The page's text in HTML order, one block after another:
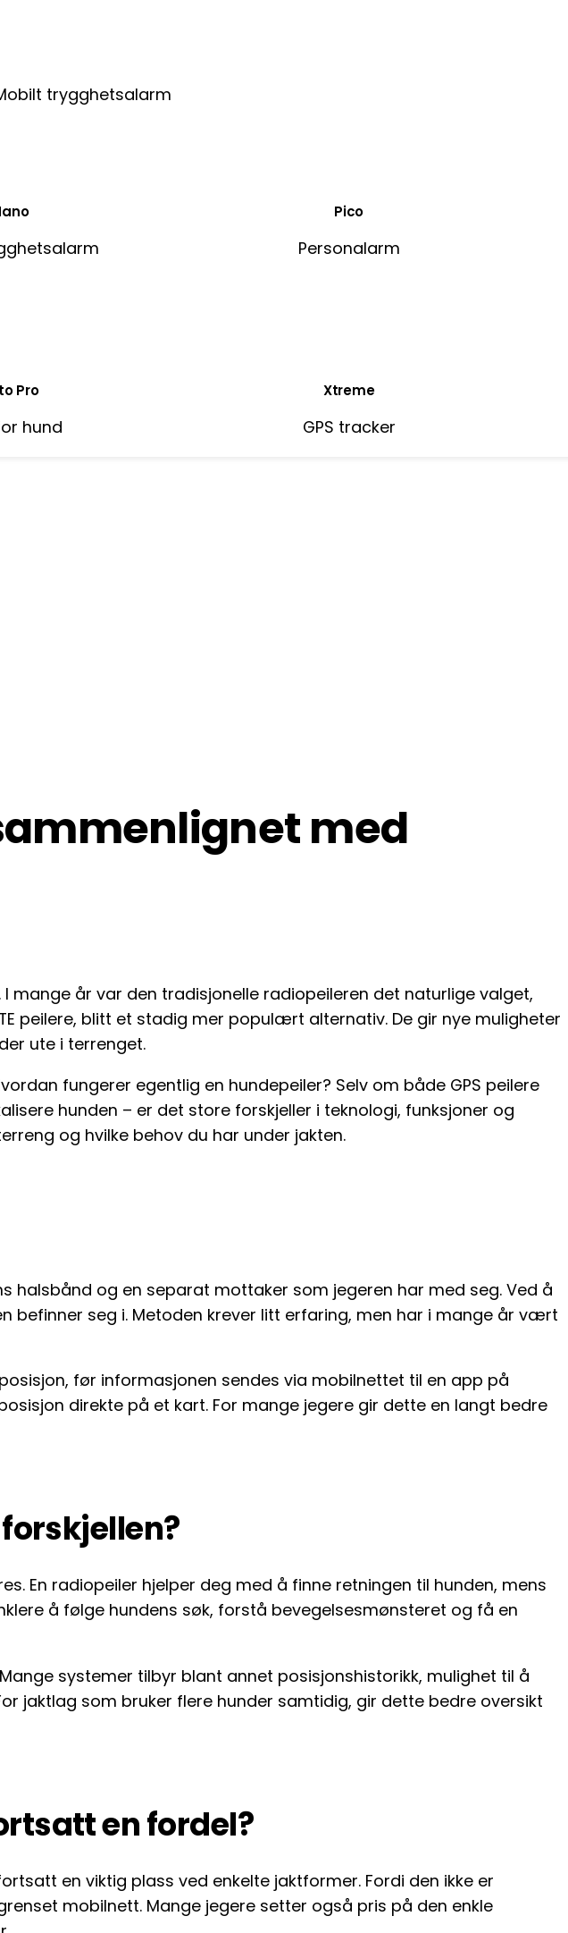
Pico
Personalarm
Pro
hund
Xtreme
GPS tracker
med
mange år var den tradisjonelle radiopeileren det naturlige valget,
peilere, blitt et stadig mer populært alternativ. De gir nye muligheter
ute i terrenget.
fungerer egentlig en hundepeiler? Selv om både GPS peilere
hunden – er det store forskjeller i teknologi, funksjoner og
og hvilke behov du har under jakten.
halsbånd og en separat mottaker som jegeren har med seg. Ved å
befinner seg i. Metoden krever litt erfaring, men har i mange år vært
før informasjonen sendes via mobilnettet til en app på
direkte på et kart. For mange jegere gir dette en langt bedre
En radiopeiler hjelper deg med å finne retningen til hunden, mens
å følge hundens søk, forstå bevegelsesmønsteret og få en
systemer tilbyr blant annet posisjonshistorikk, mulighet til å
jaktlag som bruker flere hunder samtidig, gir dette bedre oversikt
en fordel?
en viktig plass ved enkelte jaktformer. Fordi den ikke er
mobilnett. Mange jegere setter også pris på den enkle